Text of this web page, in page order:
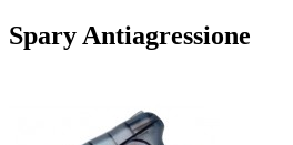
Spary Antiagressione